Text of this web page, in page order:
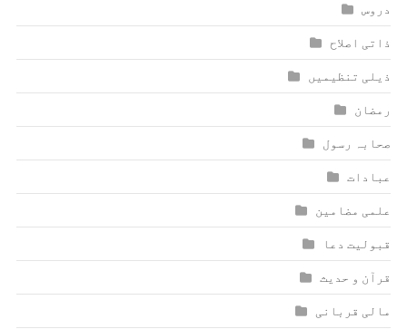
دروس
ذاتی اصلاح
ذیلی تنظیمیں
رمضان
صحابہ رسول
عبادات
علمی مضامین
قبولیت دعا
قرآن و حدیث
مالی قربانی